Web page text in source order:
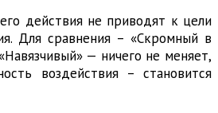
действия не приводят к цели
Для сравнения – «Скромный в
— ничего не меняет,
воздействия – становится